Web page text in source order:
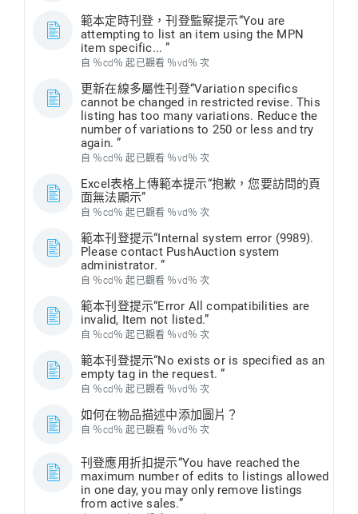
範本定時刊登，刊登監察提示“You are
attempting to list an item using the MPN
item specific... ”
自 ％cd％ 起已觀看 ％vd％ 次
更新在線多屬性刊登“Variation specifics
cannot be changed in restricted revise. This
listing has too many variations. Reduce the
number of variations to 250 or less and try
again. ”
自 ％cd％ 起已觀看 ％vd％ 次
Excel表格上傳範本提示“抱歉，您要訪問的頁
面無法顯示”
自 ％cd％ 起已觀看 ％vd％ 次
範本刊登提示“Internal system error (9989).
Please contact PushAuction system
administrator. ”
自 ％cd％ 起已觀看 ％vd％ 次
範本刊登提示“Error All compatibilities are
invalid, Item not listed.”
自 ％cd％ 起已觀看 ％vd％ 次
範本刊登提示“No exists or is specified as an
empty tag in the request. ”
自 ％cd％ 起已觀看 ％vd％ 次
如何在物品描述中添加圖片？
自 ％cd％ 起已觀看 ％vd％ 次
刊登應用折扣提示“You have reached the
maximum number of edits to listings allowed
in one day, you may only remove listings
from active sales.”